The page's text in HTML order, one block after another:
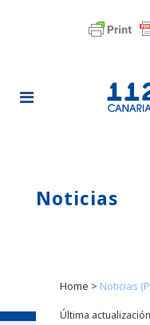
Noticias
Home > Noticias
Última